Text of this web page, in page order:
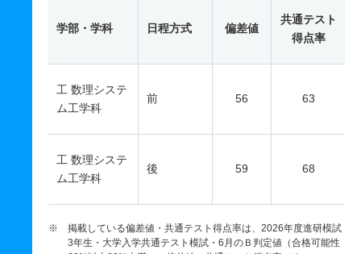
学部・学科 日程方式 偏差値
共通テスト
得点率
工 数理システ
ム工学科
前 56 63
工 数理システ
ム工学科
後 59 68
※ 掲載している偏差値・共通テスト得点率は、2026年度進研模試
3年生・大学入学共通テスト模試・6月のＢ判定値（合格可能性